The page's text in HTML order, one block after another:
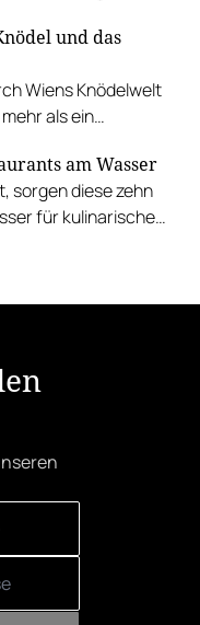
und das
Wiens Knödelwelt
als ein
am Wasser
sorgen diese zehn
für kulinarische